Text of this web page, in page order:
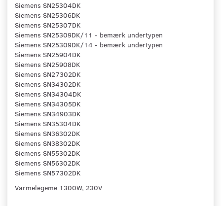
Siemens SN25304DK
Siemens SN25306DK
Siemens SN25307DK
Siemens SN25309DK/11 - bemærk undertypen
Siemens SN25309DK/14 - bemærk undertypen
Siemens SN25904DK
Siemens SN25908DK
Siemens SN27302DK
Siemens SN34302DK
Siemens SN34304DK
Siemens SN34305DK
Siemens SN34903DK
Siemens SN35304DK
Siemens SN36302DK
Siemens SN38302DK
Siemens SN55302DK
Siemens SN56302DK
Siemens SN57302DK
Varmelegeme 1300W, 230V